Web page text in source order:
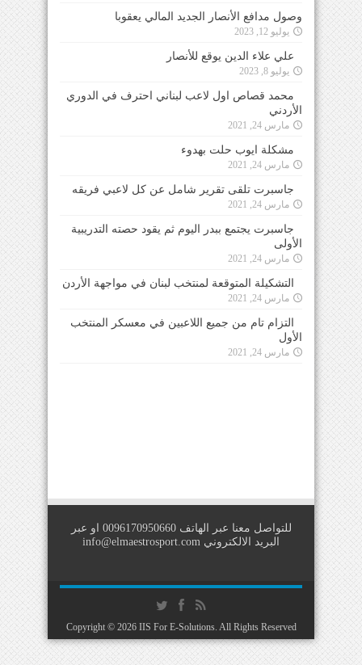
وصول مدافع الأنصار الجديد المالي يعقوبا
يوليو 12, 2023
علي علاء الدين يوقع للأنصار
يوليو 8, 2023
محمد قصاص اول لاعب لبناني احترف في الدوري
الأردني
مارس 24, 2021
مشكلة ايوب حلت بهدوء
مارس 24, 2021
جاسبرت تلقى تقرير شامل عن كل لاعبي فريقه
مارس 24, 2021
جاسبرت يجتمع ببدر اليوم ثم يقود حصته التدريبية
الأولى
مارس 24, 2021
التشكيلة المتوقعة لمنتخب لبنان في مواجهة الأردن
مارس 24, 2021
التزام تام من جميع اللاعبين في معسكر المنتخب
الأول
مارس 24, 2021
للتواصل معنا عبر الهاتف 0096170950660 او عبر
البريد الالكتروني info@elmaestrosport.com
Copyright © 2026 IIS For E-Solutions. All Rights Reserved